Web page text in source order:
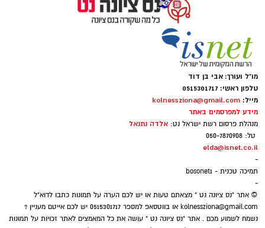
נתינה מתוך זיכרון: מיזם "טל של נתינה" לזכרו
של טל מלכה ז"ל חוזר בנס ציונה
טל מלכה, איש מערכת הביטחון נהרג
יבנה. כשהיה בן חמש עברה המשפחה לנס ציונה.
טל הוא בנם האמצעי של יעלי ושרון, אח לנאור
ועמית.
הנצחה מתוך עשייה וחסד
מיזם "טל של נתינה" מתקיים גם השנה כחלק
ממסורת שמטרתה לתרגם את הכאב לעשייה
מו"ל ועורך: אבי בן דוד
טלפון ראשי: 0515301717
מייל: kolnessziona@gmail.com
מידע למפרסמים באתר
מנהלת פרסום רשת ישראל נט: אלדה נתנאל
טל: 050-7870908
elda@isnet.co.il
-
תמיכה טכנית - bosonet1
-
© אתר "נס ציונה נט " מצאתם טעות או יש לכם הערה על תמונות כתבו לדוא"ל
kolnessziona@gmail.com
או בווטסאפ למספר 0515301717 יש לכם אייטם מעניין ?
נשמח לשמוע מכם . אתר "נס ציונה נט " עושה את כל המאמצים לאתר זכויות על תמונות